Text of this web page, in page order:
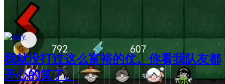
我就没打过这么富裕的仗。你看我队友都
开心的笑了。